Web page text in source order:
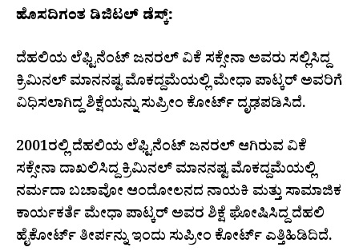
ಹೊಸದಿಗಂತ ಡಿಜಿಟಲ್ ಡೆಸ್ಕ್:
ದೆಹಲಿಯ ಲೆಫ್ಟಿನೆಂಟ್ ಜನರಲ್ ವಿಕೆ ಸಕ್ಸೇನಾ ಅವರು ಸಲ್ಲಿಸಿದ್ದ
ಕ್ರಿಮಿನಲ್ ಮಾನನಷ್ಟ ಮೊಕದ್ದಮೆಯಲ್ಲಿ ಮೇಧಾ ಪಾಟ್ಕರ್ ಅವರಿಗೆ
ವಿಧಿಸಲಾಗಿದ್ದ ಶಿಕ್ಷೆಯನ್ನು ಸುಪ್ರೀಂ ಕೋರ್ಟ್ ದೃಢಪಡಿಸಿದೆ.
2001ರಲ್ಲಿ ದೆಹಲಿಯ ಲೆಫ್ಟಿನೆಂಟ್ ಜನರಲ್ ಆಗಿರುವ ವಿಕೆ
ಸಕ್ಸೇನಾ ದಾಖಲಿಸಿದ್ದ ಕ್ರಿಮಿನಲ್ ಮಾನನಷ್ಟ ಮೊಕದ್ದಮೆಯಲ್ಲಿ
ನರ್ಮದಾ ಬಚಾವೋ ಆಂದೋಲನದ ನಾಯಕಿ ಮತ್ತು ಸಾಮಾಜಿಕ
ಕಾರ್ಯಕರ್ತೆ ಮೇಧಾ ಪಾಟ್ಕರ್ ಅವರ ಶಿಕ್ಷೆ ಘೋಷಿಸಿದ್ದ ದೆಹಲಿ
ಹೈಕೋರ್ಟ್ ತೀರ್ಪನ್ನು ಇಂದು ಸುಪ್ರೀಂ ಕೋರ್ಟ್ ಎತ್ತಿಹಿಡಿದಿದೆ.